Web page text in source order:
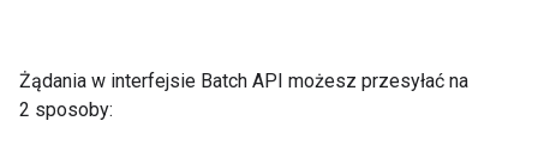
Żądania w interfejsie Batch API możesz przesyłać na
2 sposoby: